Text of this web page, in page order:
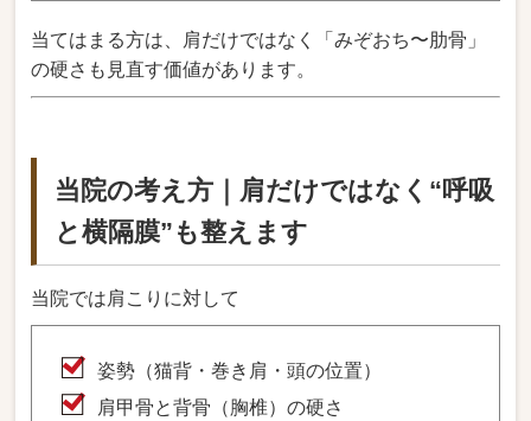
当てはまる方は、肩だけではなく「みぞおち〜肋骨」
の硬さも見直す価値があります。
当院の考え方｜肩だけではなく“呼吸
と横隔膜”も整えます
当院では肩こりに対して
姿勢（猫背・巻き肩・頭の位置）
肩甲骨と背骨（胸椎）の硬さ